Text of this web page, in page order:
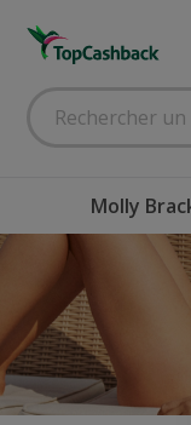
Molly